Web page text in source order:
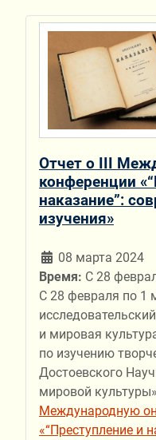
Отчет о III
конференции
наказание”:
изучения»
08 марта 2024
Время: С 28
С 28 февраля по 1
и мировая
по изучению
Достоевского
мировой
Международную
«“Преступление и